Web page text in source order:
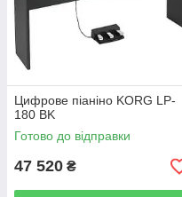
Цифрове піаніно KORG LP-
180 BK
Готово до відправки
47 520 ₴